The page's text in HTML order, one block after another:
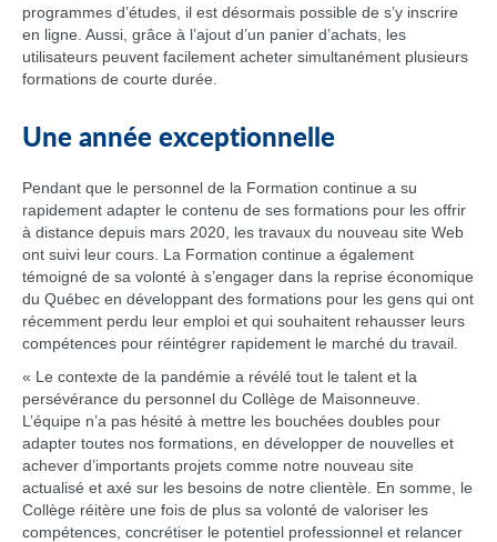
programmes d’études, il est désormais possible de s’y inscrire
en ligne. Aussi, grâce à l’ajout d’un panier d’achats, les
utilisateurs peuvent facilement acheter simultanément plusieurs
formations de courte durée.
Une année exceptionnelle
Pendant que le personnel de la Formation continue a su
rapidement adapter le contenu de ses formations pour les offrir
à distance depuis mars 2020, les travaux du nouveau site Web
ont suivi leur cours. La Formation continue a également
témoigné de sa volonté à s’engager dans la reprise économique
du Québec en développant des formations pour les gens qui ont
récemment perdu leur emploi et qui souhaitent rehausser leurs
compétences pour réintégrer rapidement le marché du travail.
« Le contexte de la pandémie a révélé tout le talent et la
persévérance du personnel du Collège de Maisonneuve.
L’équipe n’a pas hésité à mettre les bouchées doubles pour
adapter toutes nos formations, en développer de nouvelles et
achever d’importants projets comme notre nouveau site
actualisé et axé sur les besoins de notre clientèle. En somme, le
Collège réitère une fois de plus sa volonté de valoriser les
compétences, concrétiser le potentiel professionnel et relancer